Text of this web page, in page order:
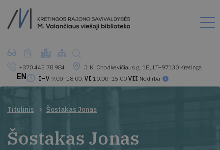
+370 445 78 984
J. K. Chodkevičiaus g. 1B, LT–97130 Kretinga
I–V 9.00–18.00, VI 10.00–15.00 VII Nedirba
EN
Titulinis Šostakas Jonas
Šostakas Jonas